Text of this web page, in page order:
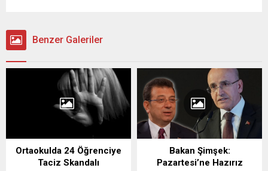
Benzer Galeriler
Ortaokulda 24 Öğrenciye
Taciz Skandalı
Bakan Şimşek:
Pazartesi’ne Hazırız